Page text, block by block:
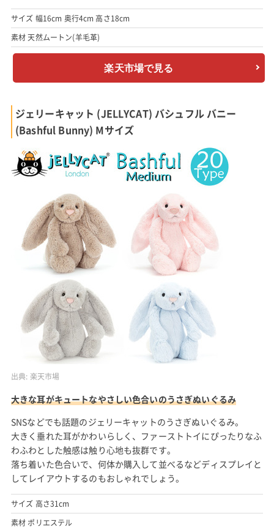
サイズ 幅16cm 奥行4cm 高さ18cm
素材 天然ムートン(羊毛革)
楽天市場で見る
ジェリーキャット (JELLYCAT) バシュフル バニー
(Bashful Bunny) Mサイズ
出典: 楽天市場
大きな耳がキュートなやさしい色合いのうさぎぬいぐるみ
SNSなどでも話題のジェリーキャットのうさぎぬいぐるみ。
大きく垂れた耳がかわいらしく、ファーストトイにぴったりなふ
わふわとした触感は触り心地も抜群です。
落ち着いた色合いで、何体か購入して並べるなどディスプレイと
してレイアウトするのもおしゃれでしょう。
サイズ 高さ31cm
素材 ポリエステル